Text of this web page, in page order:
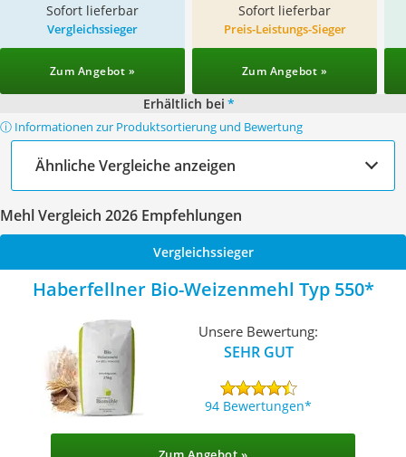
Sofort lieferbar Sofort lieferbar
Vergleichssieger
Zum Angebot »
Preis-Leistungs-Sieger
Zum Angebot »
Erhältlich bei *
ⓘ Informationen zur Produktsortierung und Bewertung
Ähnliche Vergleiche anzeigen
Mehl Vergleich 2026 Empfehlungen
Vergleichssieger
Haberfellner Bio-Weizenmehl Typ 550
Unsere Bewertung:
SEHR GUT
94 Bewertungen